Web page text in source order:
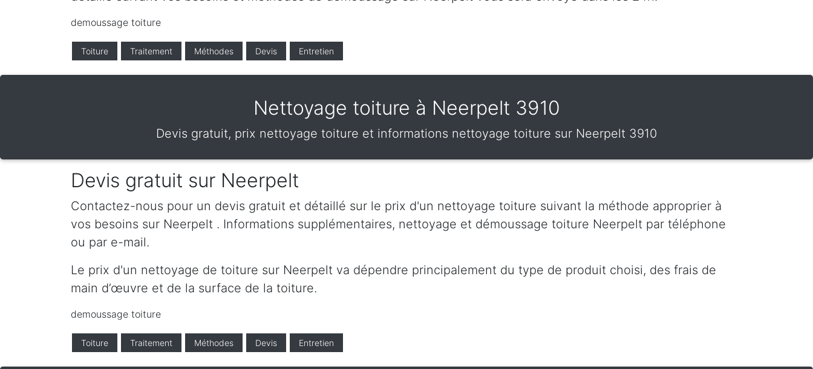
demoussage toiture
Toiture Traitement Méthodes Devis Entretien
Nettoyage toiture à Neerpelt 3910
Devis gratuit, prix nettoyage toiture et informations nettoyage toiture sur Neerpelt 3910
Devis gratuit sur Neerpelt
Contactez-nous pour un devis gratuit et détaillé sur le prix d'un nettoyage toiture suivant la méthode approprier à
vos besoins sur Neerpelt . Informations supplémentaires, nettoyage et démoussage toiture Neerpelt par téléphone
ou par e-mail.
Le prix d'un nettoyage de toiture sur Neerpelt va dépendre principalement du type de produit choisi, des frais de
main d’œuvre et de la surface de la toiture.
demoussage toiture
Toiture Traitement Méthodes Devis Entretien